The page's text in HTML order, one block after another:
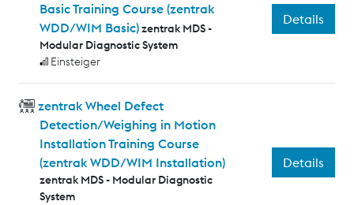
Basic Training Course (zentrak
WDD/WIM Basic)zentrak MDS -
Modular Diagnostic System
Einsteiger
Details
zentrak Wheel Defect
Detection/Weighing in Motion
Installation Training Course
(zentrak WDD/WIM Installation)
zentrak MDS - Modular Diagnostic
System
Details